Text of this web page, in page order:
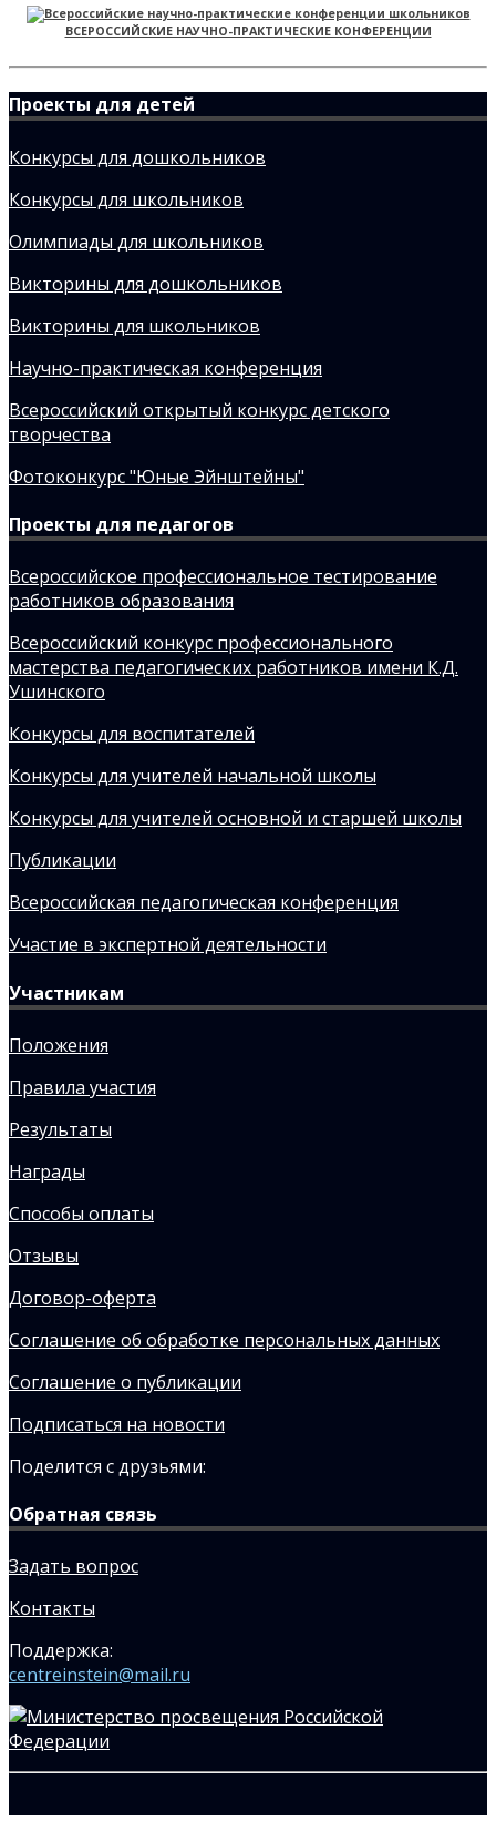
ВСЕРОССИЙСКИЕ НАУЧНО-ПРАКТИЧЕСКИЕ КОНФЕРЕНЦИИ
Проекты для детей
Конкурсы для дошкольников
Конкурсы для школьников
Олимпиады для школьников
Викторины для дошкольников
Викторины для школьников
Научно-практическая конференция
Всероссийский открытый конкурс детского
творчества
Фотоконкурс "Юные Эйнштейны"
Проекты для педагогов
Всероссийское профессиональное тестирование
работников образования
Всероссийский конкурс профессионального
мастерства педагогических работников имени К.Д.
Ушинского
Конкурсы для воспитателей
Конкурсы для учителей начальной школы
Конкурсы для учителей основной и старшей школы
Публикации
Всероссийская педагогическая конференция
Участие в экспертной деятельности
Участникам
Положения
Правила участия
Результаты
Награды
Способы оплаты
Отзывы
Договор-оферта
Соглашение об обработке персональных данных
Соглашение о публикации
Подписаться на новости
Поделится с друзьями:
Обратная связь
Задать вопрос
Контакты
Поддержка:
centreinstein@mail.ru